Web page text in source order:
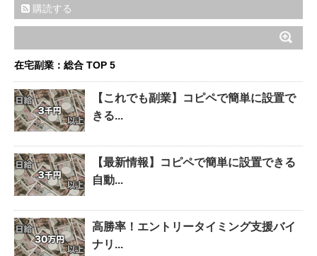
購読する
在宅副業：総合 TOP 5
【これでも副業】コピペで簡単に設置で
きる...
【最新情報】コピペで簡単に設置できる
自動...
高勝率！エントリータイミング支援バイ
ナリ...